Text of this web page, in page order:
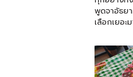
พูดจาอัธย
เลือกเยอะ